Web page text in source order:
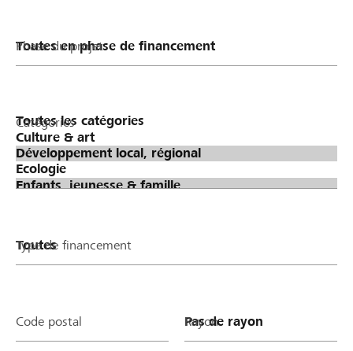
Phase du projet
Catégories
Type de financement
Code postal Rayon